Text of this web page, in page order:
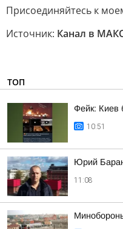
Присоединяйтесь к
Источник: Канал в
ТОП
Фейк: Киев
10:51
Юрий
11:08